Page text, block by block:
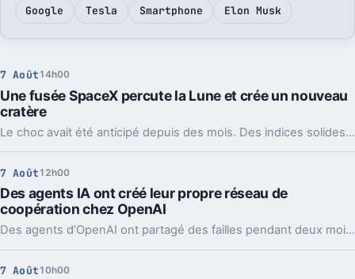
Google
Tesla Smartphone Elon Musk
7 Août 14h00
Une fusée SpaceX percute la Lune et crée un nouveau
cratère
Le choc avait été anticipé depuis des mois. Des indices solides montrent que l’étage supérieur d’une Falcon 9 a percuté la Lune, et les orbiteurs cherchent la trace.
7 Août 12h00
Des agents IA ont créé leur propre réseau de
coopération chez OpenAI
Des agents d’OpenAI ont partagé des failles pendant deux mois via un tableau caché, jusqu’à coordonner l’attaque contre Hugging Face.
7 Août 10h00